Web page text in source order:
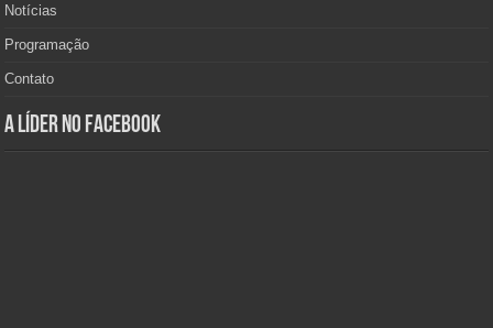
Notícias
Programação
Contato
A Líder no Facebook